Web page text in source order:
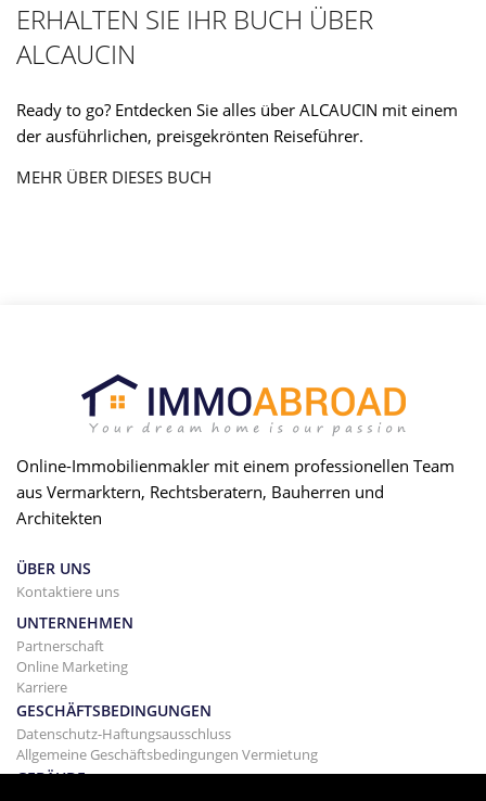
ERHALTEN SIE IHR BUCH ÜBER
ALCAUCIN
Ready to go? Entdecken Sie alles über ALCAUCIN mit einem
der ausführlichen, preisgekrönten Reiseführer.
MEHR ÜBER DIESES BUCH
Online-Immobilienmakler mit einem professionellen Team
aus Vermarktern, Rechtsberatern, Bauherren und
Architekten
ÜBER UNS
Kontaktiere uns
UNTERNEHMEN
Partnerschaft
Online Marketing
Karriere
GESCHÄFTSBEDINGUNGEN
Datenschutz-Haftungsausschluss
Allgemeine Geschäftsbedingungen Vermietung
GEBÄUDE